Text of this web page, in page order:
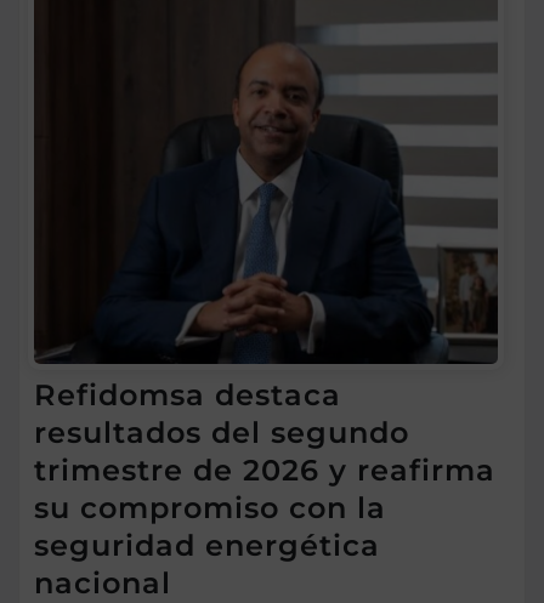
Refidomsa destaca
resultados del segundo
trimestre de 2026 y reafirma
su compromiso con la
seguridad energética
nacional